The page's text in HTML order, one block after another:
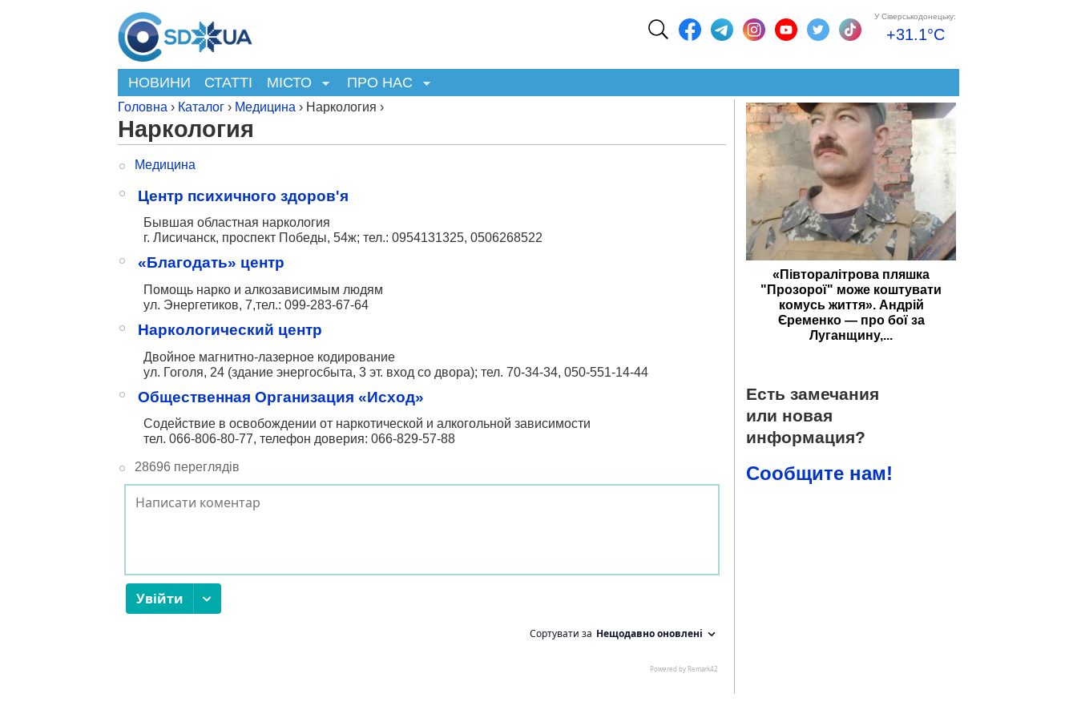
У Сіверськодонецьку:
+31.1°C
НОВИНИ СТАТТІ МІСТО ПРО НАС
Головна › Каталог › Медицина › Наркология ›
Наркология
Медицина
Центр психичного здоров'я
Бывшая областная наркология
г. Лисичанск, проспект Победы, 54ж; тел.: 0954131325, 0506268522
«Благодать» центр
Помощь нарко и алкозависимым людям
ул. Энергетиков, 7,тел.: 099-283-67-64
Наркологический центр
Двойное магнитно-лазерное кодирование
ул. Гоголя, 24 (здание энергосбыта, 3 эт. вход со двора); тел. 70-34-34, 050-551-14-44
Общественная Организация «Исход»
Содействие в освобождении от наркотической и алкогольной зависимости
тел. 066-806-80-77, телефон доверия: 066-829-57-88
28696 переглядів
«Півторалітрова пляшка
"Прозорої" може коштувати
комусь життя». Андрій
Єременко — про бої за
Луганщину,...
Есть замечания
или новая
информация?
Сообщите нам!